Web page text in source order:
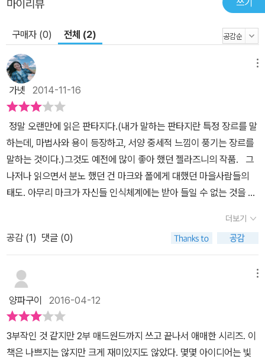
마이리뷰 쓰기
구매자 (0) 전체 (2)
가넷 2014-11-16
정말 오랜만에 읽은 판타지다.(내가 말하는 판타지란 특정 장르를 말
하는데, 마법사와 용이 등장하고, 서양 중세적 느낌이 풍기는 장르를
말하는 것이다.)그것도 예전에 많이 좋아 했던 젤라즈니의 작품. 그
나저나 읽으면서 분노 했던 건 마크와 폴에게 대했던 마을사람들의
태도. 아무리 마크가 자신들 인식체계에는 받아 들일 수 없는 것을 가
다른 이들이 말한 것처럼 노라와 쓸데없는 삼각관계는 왜 넣은건가
싶기도. 차라리 넣을려면 제대로 증폭시키던지. 여하튼 오랜만에 읽
은 판타지라서 좋긴 좋았는데, 다소 밋밋한 느낌도 들었다 . 이제 더이
상 로저 젤라즈니는 좋아하지 않는게 맞는것 같다는 확신이 든다. 엠
버연대기와 신들의 사회 단편집 <전도서에 바치는 장미>를 읽을때
들었던 흥분이나 미친듯이 좋다는 생각이 더이상 들지 않는다. 예전
에 좋아했던 것을 더이상 좋아하지 않는 다는 것 알았을때는 엄청 쓸
쓸한 마음이 드는 것 같다. 그렇다고 젤라즈니를 싫어하지는 않지만-
더보기
공감 (1) 댓글 (0)
양파구이 2016-04-12
3부작인 것 같지만 2부 매드원드까지 쓰고 끝나서 애매한 시리즈. 이
책은 나쁘지는 않지만 크게 재미있지도 않았다. 몇몇 아이디어는 빛